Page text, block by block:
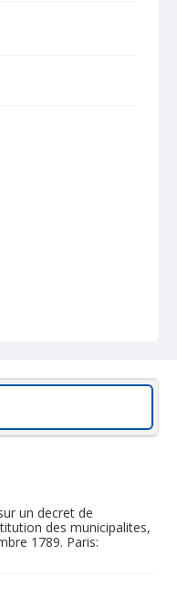
un decret de
des municipalites,
1789. Paris: